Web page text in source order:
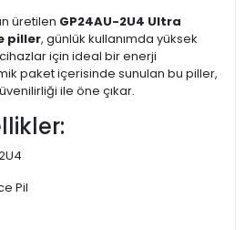
üretilen GP24AU-2U4 Ultra
piller, günlük kullanımda yüksek
için ideal bir enerji
paket içerisinde sunulan bu piller,
ile öne çıkar.
Pil